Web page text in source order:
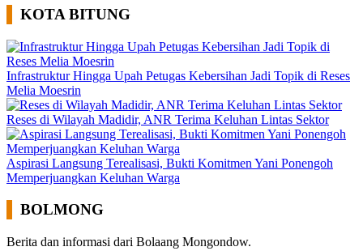
KOTA BITUNG
Infrastruktur Hingga Upah Petugas Kebersihan Jadi Topik di Reses
Melia Moesrin
Reses di Wilayah Madidir, ANR Terima Keluhan Lintas Sektor
Aspirasi Langsung Terealisasi, Bukti Komitmen Yani Ponengoh
Memperjuangkan Keluhan Warga
BOLMONG
Berita dan informasi dari Bolaang Mongondow.